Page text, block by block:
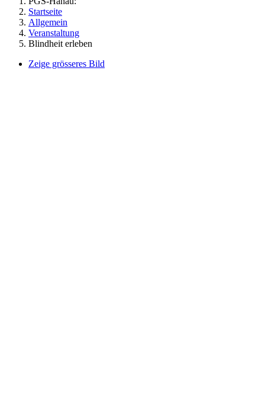
Startseite
Allgemein
Veranstaltung
Blindheit erleben
Zeige grösseres Bild